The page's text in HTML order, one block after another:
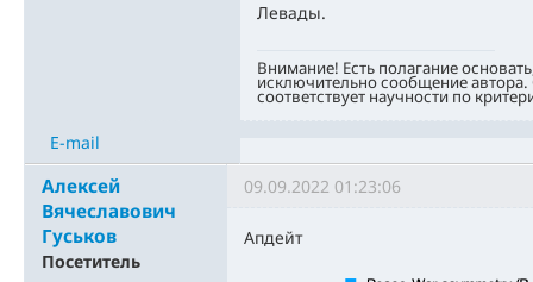
Левады.
Внимание! Есть полагание
исключительно сообщение
соответствует научности по
E-mail
Алексей
Вячеславович
Гуськов
Посетитель
09.09.2022 01:23:06
Апдейт